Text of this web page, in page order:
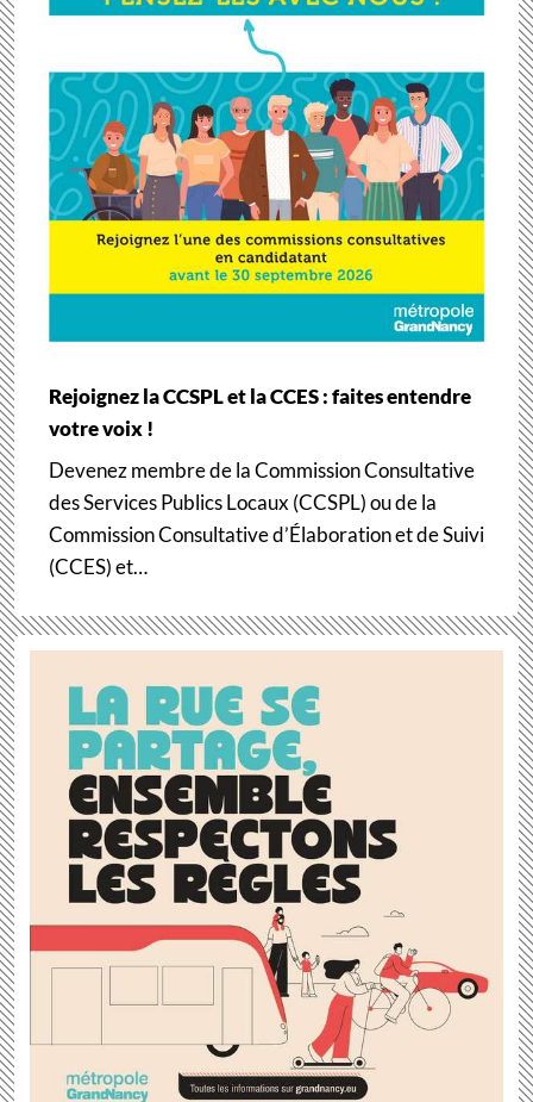
Rejoignez la CCSPL et la CCES : faites entendre
votre voix !
Devenez membre de la Commission Consultative
des Services Publics Locaux (CCSPL) ou de la
Commission Consultative d’Élaboration et de Suivi
(CCES) et…